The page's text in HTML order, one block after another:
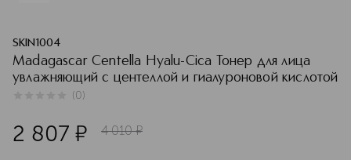
SKIN1004
Madagascar Centella Hyalu-Cica Тонер для лица
увлажняющий с центеллой и гиалуроновой кислотой
(0)
2 807 ¤ 4 010 ¤